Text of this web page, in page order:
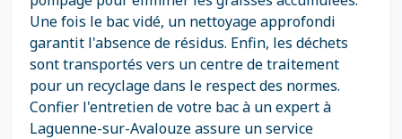
Une fois le bac vidé, un nettoyage approfondi
garantit l'absence de résidus. Enfin, les déchets
sont transportés vers un centre de traitement
pour un recyclage dans le respect des normes.
Confier l'entretien de votre bac à un expert à
Laguenne-sur-Avalouze assure un service